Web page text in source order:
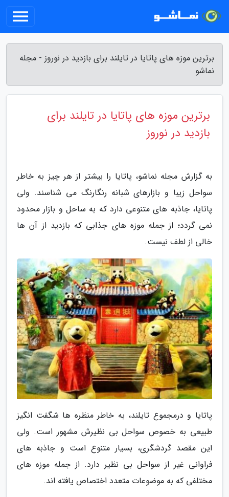
برترین موزه های پاتایا در تایلند برای بازدید در نوروز - مجله
نماشو
برترین موزه های پاتایا در تایلند برای
بازدید در نوروز
به گزارش مجله نماشو، پاتایا را بیشتر از هر چیز به خاطر
سواحل زیبا و بازارهای شبانه رنگارنگ می شناسند. ولی
پاتایا، جاذبه های متنوعی دارد که به ساحل و بازار محدود
نمی گردد؛ از جمله موزه های جذابی که بازدید از آن ها
خالی از لطف نیست.
پاتایا و درمجموع تایلند، به خاطر منظره ها شگفت انگیز
طبیعی به خصوص سواحل بی نظیرش مشهور است. ولی
این مقصد گردشگری، بسیار متنوع است و جاذبه های
فراوانی غیر از سواحل بی نظیر دارد. از جمله موزه های
مختلفی که به موضوعات متعدد اختصاص یافته اند.